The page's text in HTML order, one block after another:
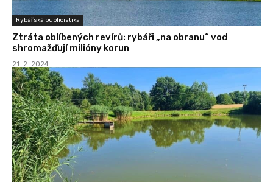
Rybářská publicistika
Ztráta oblíbených revírů: rybáři „na obranu“ vod
shromažďují milióny korun
21. 2. 2024